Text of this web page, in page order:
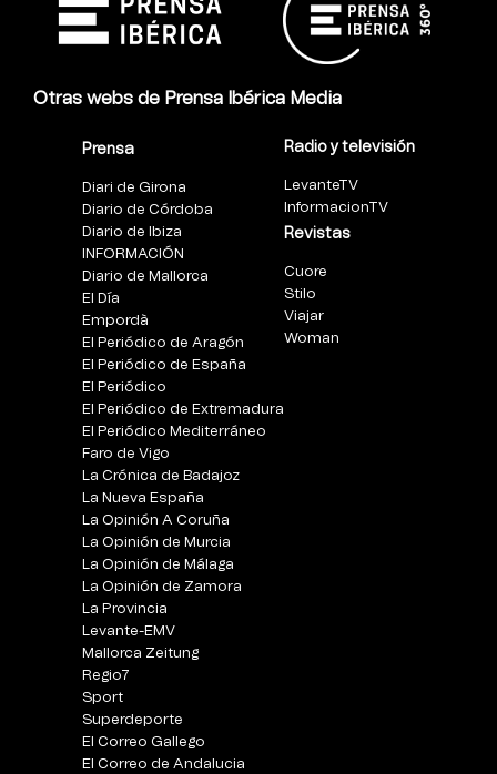
Otras webs de Prensa Ibérica Media
Prensa
Diari de Girona
Diario de Córdoba
Diario de Ibiza
INFORMACIÓN
Diario de Mallorca
El Día
Empordà
El Periódico de Aragón
El Periódico de España
El Periódico
El Periódico de Extremadura
El Periódico Mediterráneo
Faro de Vigo
La Crónica de Badajoz
La Nueva España
La Opinión A Coruña
La Opinión de Murcia
La Opinión de Málaga
La Opinión de Zamora
La Provincia
Levante-EMV
Mallorca Zeitung
Regio7
Sport
Superdeporte
El Correo Gallego
El Correo de Andalucia
Radio y televisión
LevanteTV
InformacionTV
Revistas
Cuore
Stilo
Viajar
Woman